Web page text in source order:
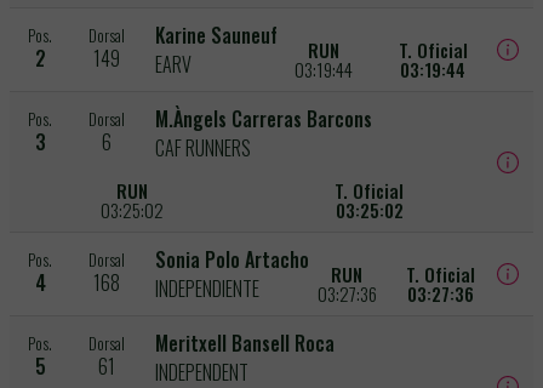
Pos.
2
Dorsal
149
Karine Sauneuf
EARV
RUN
03:19:44
T. Oficial
03:19:44
Pos.
3
Dorsal
6
M.Àngels Carreras Barcons
CAF RUNNERS
RUN
03:25:02
T. Oficial
03:25:02
Pos.
4
Dorsal
168
Sonia Polo Artacho
INDEPENDIENTE
RUN
03:27:36
T. Oficial
03:27:36
Pos.
5
Dorsal
61
Meritxell Bansell Roca
INDEPENDENT